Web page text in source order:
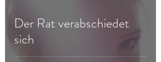
Der Rat verabschiedet
sich